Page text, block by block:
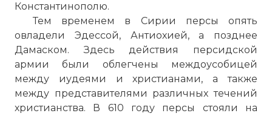
Константинополю.
Тем временем в Сирии персы опять
овладели Эдессой, Антиохией, а позднее
Дамаском. Здесь действия персидской
армии были облегчены междоусобицей
между иудеями и христианами, а также
между представителями различных течений
христианства. В 610 году персы стояли на